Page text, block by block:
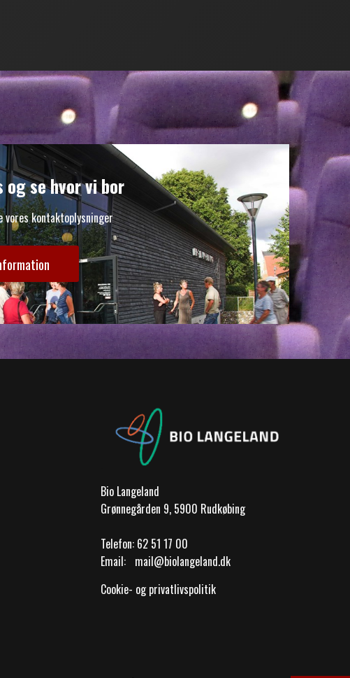
se hvor vi bor
vores kontaktoplysninger
Bio Langeland
Grønnegården 9, 5900 Rudkøbing
Telefon: 62 51 17 00
Email: mail@biolangeland.dk
Cookie- og privatlivspolitik